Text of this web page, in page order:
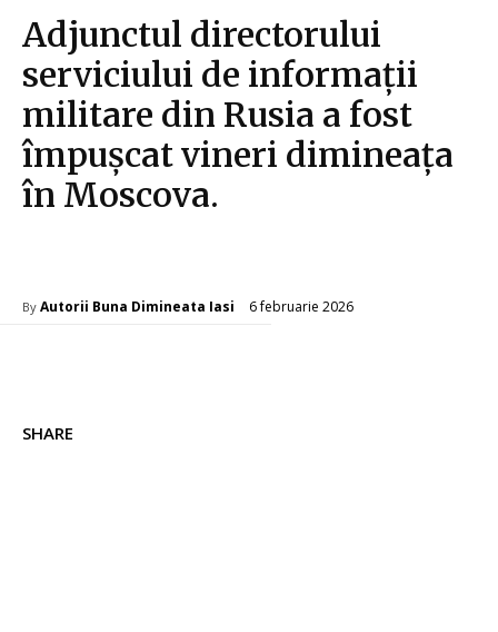
Adjunctul directorului
serviciului de informații
militare din Rusia a fost
împușcat vineri dimineața
în Moscova.
By Autorii Buna Dimineata Iasi 6 februarie 2026
SHARE